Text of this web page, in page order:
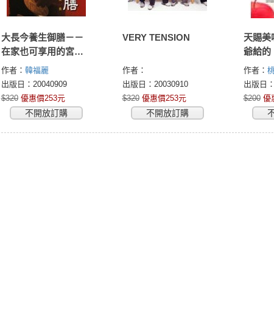
大長今養生御膳－－
在家也可享用的宮廷
美食
作者： 韓福麗
出版日：20040909
$320 優惠價253元
不開放訂購
VERY TENSION
作者：
出版日：20030910
$320 優惠價253元
不開放訂購
天賜美
爺給的
作者：
尼米
出版日
$200 優